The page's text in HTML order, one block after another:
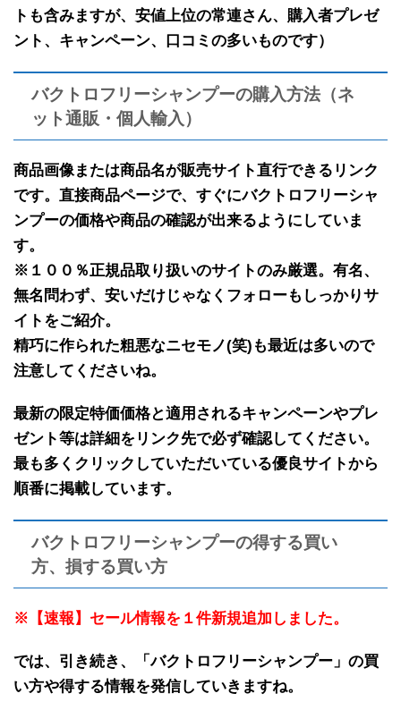
トも含みますが、安値上位の常連さん、購入者プレゼ
ント、キャンペーン、口コミの多いものです）
バクトロフリーシャンプーの購入方法（ネ
ット通販・個人輸入）
商品画像または商品名が販売サイト直行できるリンク
です。 直接商品ページで、すぐにバクトロフリーシャ
ンプーの価格や商品の確認が出来るようにしていま
す。
※１００％正規品取り扱いのサイトのみ厳選。有名、
無名問わず、安いだけじゃなくフォローもしっかりサ
イトをご紹介。
精巧に作られた粗悪なニセモノ(笑)も最近は多いので
注意してくださいね。
最新の限定特価価格と適用されるキャンペーンやプレ
ゼント等は詳細をリンク先で必ず確認してください。
最も多くクリックしていただいている優良サイトから
順番に掲載しています。
バクトロフリーシャンプーの得する買い
方、損する買い方
※【速報】セール情報を１件新規追加しました。
では、引き続き、「バクトロフリーシャンプー 」の買
い方や得する情報を発信していきますね。